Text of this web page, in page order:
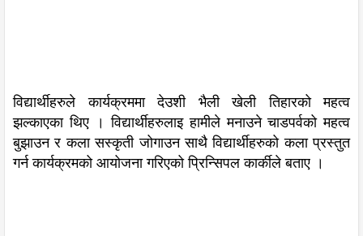
विद्यार्थीहरुले कार्यक्रममा देउशी भैली खेली तिहारको महत्व
झल्काएका थिए । विद्यार्थीहरुलाइ हामीले मनाउने चाडपर्वको महत्व
बुझाउन र कला सस्कृती जोगाउन साथै विद्यार्थीहरुको कला प्रस्तुत
गर्न कार्यक्रमको आयोजना गरिएको प्रिन्सिपल कार्कीले बताए ।